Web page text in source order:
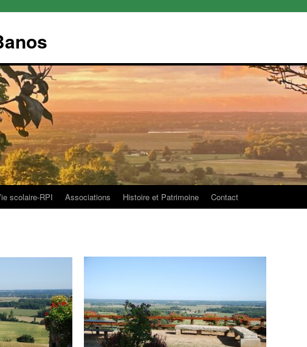
scolaire-RPI Associations Histoire et Patrimoine Contact